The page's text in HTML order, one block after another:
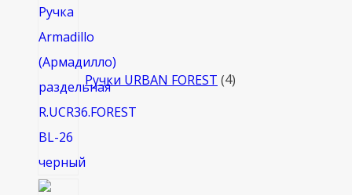
Ручки URBAN FOREST 4